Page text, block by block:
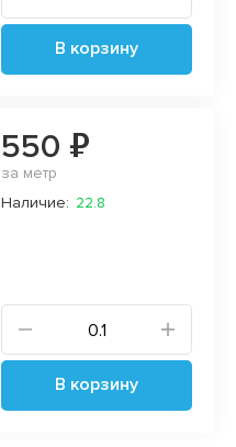
В корзину
550 ₽
за метр
Наличие: 22.8
В корзину